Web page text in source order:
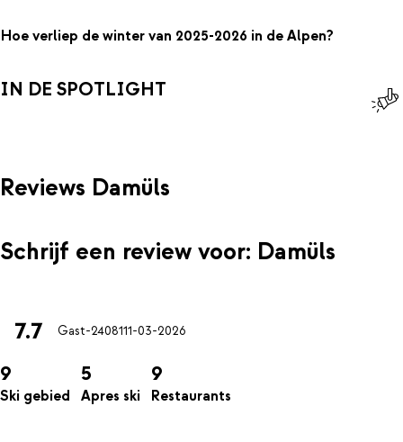
Hoe verliep de winter van 2025-2026 in de Alpen?
IN DE SPOTLIGHT
Reviews Damüls
Schrijf een review voor: Damüls
7.7 Gast-2408111-03-2026
9
Ski gebied
5
Apres ski
9
Restaurants